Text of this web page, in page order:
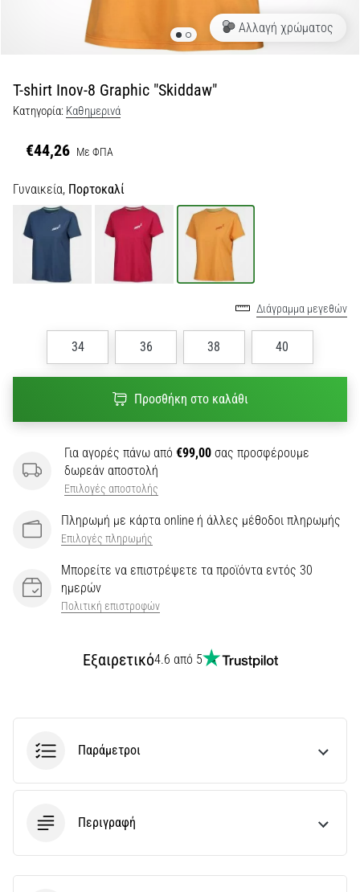
άρθρων
Αλλαγή χρώματος
T-shirt Inov-8 Graphic "Skiddaw"
Κατηγορία: Καθημερινά
€44,26 Με ΦΠΑ
Γυναικεία, Πορτοκαλί
Διάγραμμα μεγεθών
34 36 38 40
Προσθήκη στο καλάθι
Για αγορές πάνω από €99,00 σας προσφέρουμε
δωρεάν αποστολή
Επιλογές αποστολής
Πληρωμή με κάρτα online ή άλλες μέθοδοι πληρωμής
Επιλογές πληρωμής
Μπορείτε να επιστρέψετε τα προϊόντα εντός 30
ημερών
Πολιτική επιστροφών
Εξαιρετικό4.6 από 5
Παράμετροι
Περιγραφή